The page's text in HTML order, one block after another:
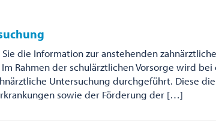
die Information zur anstehenden
Rahmen der schulärztlichen Vorsorge wird bei
Untersuchung durchgeführt. Diese
sowie der Förderung der […]